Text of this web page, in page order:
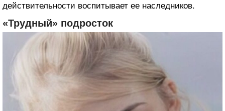
действительности воспитывает ее наследников.
«Трудный» подросток